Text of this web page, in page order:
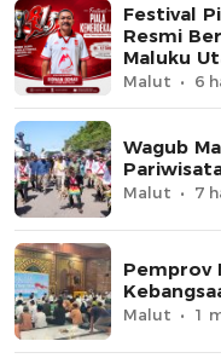
Festival
Resmi
Maluku
Malut 6
Wagub
Malut 7
Pemprov
Malut 1